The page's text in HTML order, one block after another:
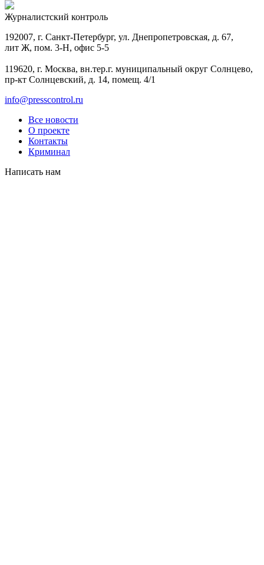
Журналистский контроль
192007, г. Санкт-Петербург, ул. Днепропетровская, д. 67,
лит Ж, пом. 3-Н, офис 5-5
119620, г. Москва, вн.тер.г. муниципальный округ Солнцево,
пр-кт Солнцевский, д. 14, помещ. 4/1
info@presscontrol.ru
Все новости
О проекте
Контакты
Криминал
Написать нам